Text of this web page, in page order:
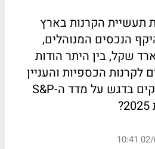
תעשיית הקרנות בארץ
של כ-30% בהיקף הנכסים המנוהלים,
456 מיליארד שקל, בין היתר הודות
הכספיות והעניין
הגובר במכשירים מחקים בדגש על מדד ה-S&P
02/